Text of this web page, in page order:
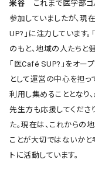
米谷 これまで医学部ゴ
参加していましたが、現
UP?」に注力しています
のもと、地域の人たちと
「医Café SUP?」をオー
として運営の中心を担っ
利用し集めることとなり
先生方も応援してくださ
た。現在は、これから
ことが大切ではないか
トに活動しています。